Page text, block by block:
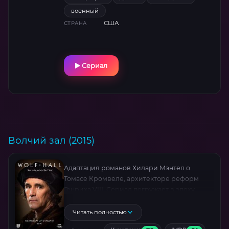
военный
СТРАНА США
Сериал
Волчий зал (2015)
Адаптация романов Хилари Мэнтел о
Томасе Кромвеле, архитекторе реформ
предательство переплетаются. Марк
Райлэнс в роли Кромвеля получил
Читать полностью